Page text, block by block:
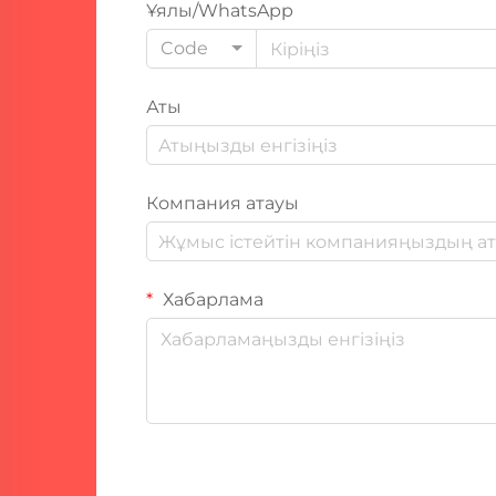
Ұялы/WhatsApp
Code
Аты
Компания атауы
Хабарлама